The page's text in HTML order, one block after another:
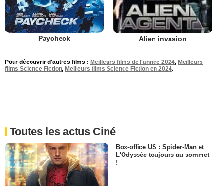
Paycheck Alien invasion
Pour découvrir d'autres films : Meilleurs films de l'année 2024, Meilleurs
films Science Fiction, Meilleurs films Science Fiction en 2024.
Toutes les actus Ciné
Box-office US : Spider-Man et
L'Odyssée toujours au sommet
!